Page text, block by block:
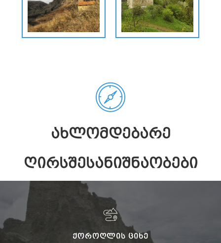
ᲐᲮᲚᲝᲛᲓᲔᲑᲐᲠᲔ
ᲦᲘᲠᲡᲨᲔᲡᲐᲜᲘᲨᲜᲐᲝᲑᲔᲑᲘ
ᲥᲝᲠᲝᲦᲚᲘᲡ ᲪᲘᲮᲔ